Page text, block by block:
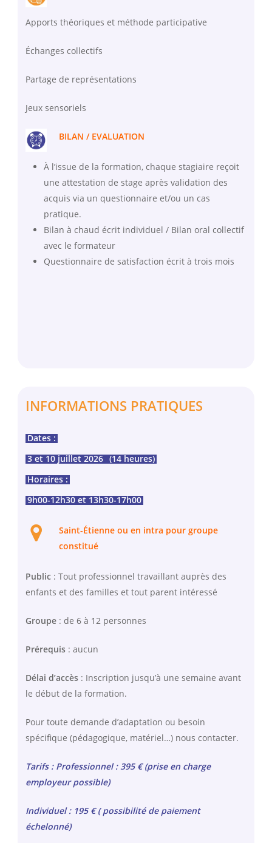
Apports théoriques et méthode participative
Échanges collectifs
Partage de représentations
Jeux sensoriels
BILAN / EVALUATION
À l’issue de la formation, chaque stagiaire reçoit
une attestation de stage après validation des
acquis via un questionnaire et/ou un cas
pratique.
Bilan à chaud écrit individuel / Bilan oral collectif
avec le formateur
Questionnaire de satisfaction écrit à trois mois
INFORMATIONS PRATIQUES
Dates :
3 et 10 juillet 2026 (14 heures)
Horaires :
9h00-12h30 et 13h30-17h00
Saint-Étienne ou en intra pour groupe
constitué
Public : Tout professionnel travaillant auprès des
enfants et des familles et tout parent intéressé
Groupe : de 6 à 12 personnes
Prérequis : aucun
Délai d’accès : Inscription jusqu’à une semaine avant
le début de la formation.
Pour toute demande d’adaptation ou besoin
spécifique (pédagogique, matériel…) nous contacter.
Tarifs : Professionnel : 395 € (prise en charge
employeur possible)
Individuel : 195 € ( possibilité de paiement
échelonné)